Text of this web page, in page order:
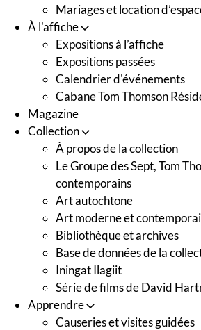
Mariages et location
À l'affiche
Expositions à l’affiche
Expositions passées
Calendrier d'événements
Cabane Tom Thomson
Magazine
Collection
À propos de la collection
Le Groupe des Sept, Tom
contemporains
Art autochtone
Art moderne et
Bibliothèque et archives
Base de données de la
Iningat Ilagiit
Série de films de David
Apprendre
Causeries et visites guidées